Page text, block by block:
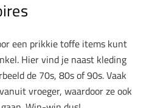
een prikkie toffe items kunt
Hier vind je naast kleding
de 70s, 80s of 90s. Vaak
vroeger, waardoor ze ook